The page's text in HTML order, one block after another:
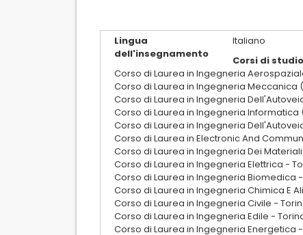
Lingua
dell'insegnamento
Italiano
Corsi di studio
Corso di Laurea in Ingegneria
Corso di Laurea in Ingegneria
Corso di Laurea in Ingegneria
Corso di Laurea in Ingegneria
Corso di Laurea in Ingegneria
Corso di Laurea in Electronic And
Corso di Laurea in Ingegneria Dei
Corso di Laurea in Ingegneria Elettrica -
Corso di Laurea in Ingegneria Biomedica
Corso di Laurea in Ingegneria Chimica E
Corso di Laurea in Ingegneria Civile -
Corso di Laurea in Ingegneria Edile -
Corso di Laurea in Ingegneria Energetica